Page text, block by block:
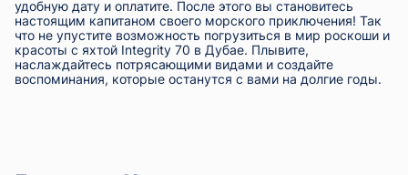
удобную дату и оплатите. После этого вы становитесь
настоящим капитаном своего морского приключения! Так
что не упустите возможность погрузиться в мир роскоши и
красоты с яхтой Integrity 70 в Дубае. Плывите,
наслаждайтесь потрясающими видами и создайте
воспоминания, которые останутся с вами на долгие годы.